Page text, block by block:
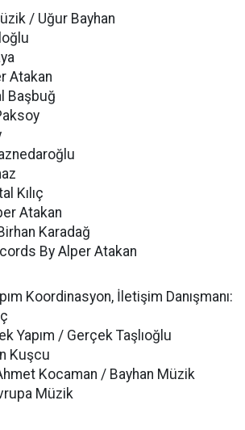
/ Uğur Bayhan
Atakan
Başbuğ
Kılıç
Atakan
Karadağ
By Alper Atakan
Koordinasyon, İletişim Danışmanı:
Yapım / Gerçek Taşlıoğlu
Kuşcu
Kocaman / Bayhan Müzik
Müzik